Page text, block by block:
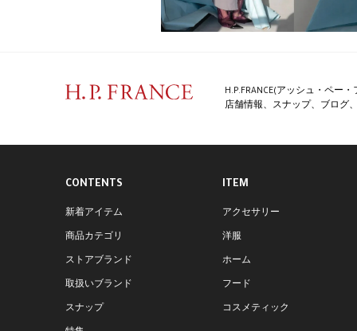
H.P.FRANCE(アッシュ・ペー
店舗情報、スナップ、ブログ
CONTENTS
新着アイテム
商品カテゴリ
ストアブランド
取扱いブランド
スナップ
ITEM
アクセサリー
洋服
ホーム
フード
コスメティック